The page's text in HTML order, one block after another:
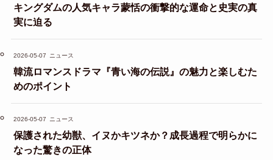
キングダムの人気キャラ蒙恬の衝撃的な運命と史実の真
実に迫る
2026-05-07 ニュース
韓流ロマンスドラマ『青い海の伝説』の魅力と楽しむた
めのポイント
2026-05-07 ニュース
保護された幼獣、イヌかキツネか？成長過程で明らかに
なった驚きの正体